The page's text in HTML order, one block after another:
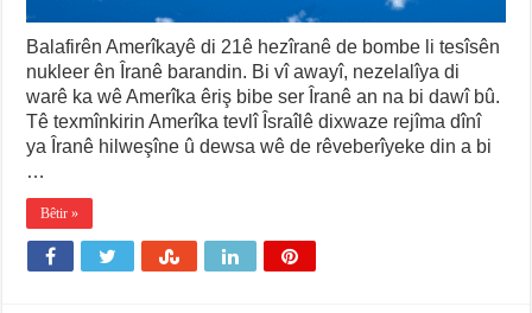
Balafirên Amerîkayê di 21ê hezîranê de bombe li tesîsên
nukleer ên Îranê barandin. Bi vî awayî, nezelalîya di
warê ka wê Amerîka êriş bibe ser Îranê an na bi dawî bû.
Tê texmînkirin Amerîka tevlî Îsraîlê dixwaze rejîma dînî
ya Îranê hilweşîne û dewsa wê de rêveberîyeke din a bi
…
Bêtir »